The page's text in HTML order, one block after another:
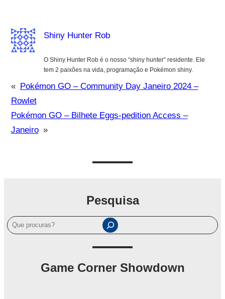
Shiny Hunter Rob
O Shiny Hunter Rob é o nosso “shiny hunter” residente. Ele
tem 2 paixões na vida, programação e Pokémon shiny.
« Pokémon GO – Community Day Janeiro 2024 –
Rowlet
Pokémon GO – Bilhete Eggs-pedition Access –
Janeiro »
Pesquisa
P
e
Game Corner Showdown